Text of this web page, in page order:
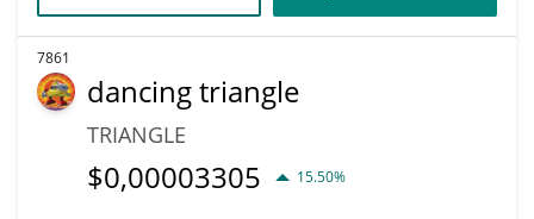
7861
dancing triangle
TRIANGLE
$0,00003305 15.50%